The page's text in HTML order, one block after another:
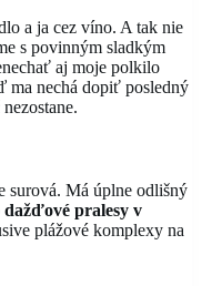
a ja cez víno. A tak nie
s povinným sladkým
aj moje polkilo
ma nechá dopiť posledný
surová. Má úplne odlišný
dažďové pralesy v
plážové komplexy na